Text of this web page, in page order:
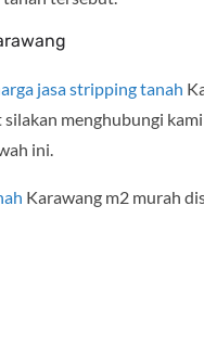
jasa stripping tanah
menghubungi
ini.
Karawang m2 murah